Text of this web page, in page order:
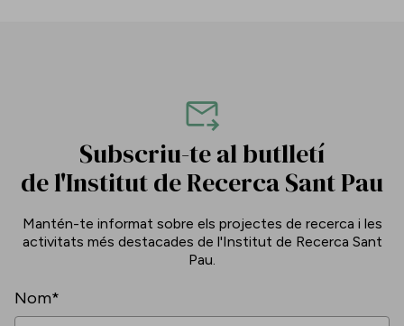
Subscriu-te al butlletí
de l'Institut de Recerca Sant Pau
Mantén-te informat sobre els projectes de recerca i les
activitats més destacades de l'Institut de Recerca Sant
Pau.
Nom*